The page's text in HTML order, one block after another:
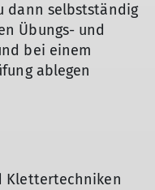
dann selbstständig
Übungs- und
bei einem
ablegen
Klettertechniken